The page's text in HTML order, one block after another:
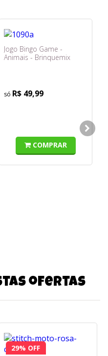
Jogo Bingo Game -
Animais - Brinquemix
R$ 49,99
COMPRAR
ofertas
29% OFF